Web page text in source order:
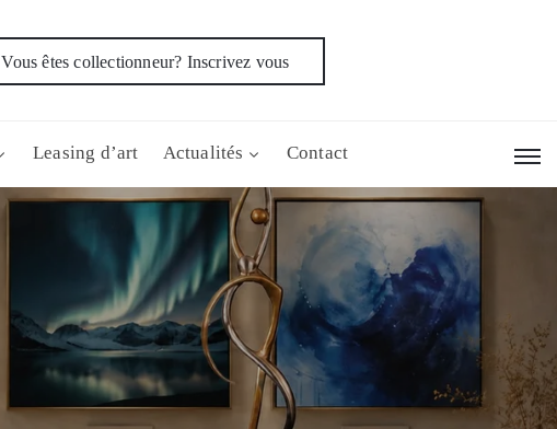
Vous êtes collectionneur? Inscrivez vous
Leasing d’art Actualités Contact